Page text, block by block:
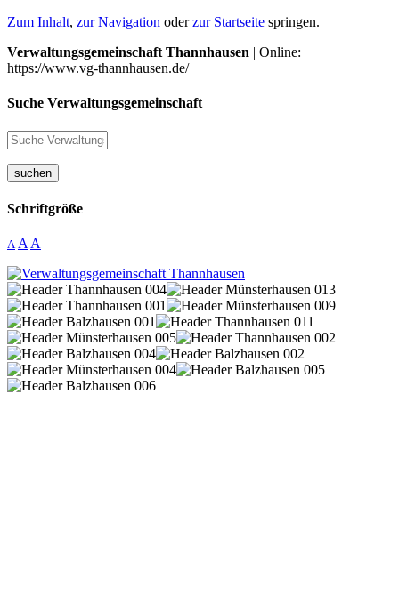
Zum Inhalt, zur Navigation oderzur Startseite springen.
Verwaltungsgemeinschaft Thannhausen | Online:
https://www.vg-thannhausen.de/
Suche Verwaltungsgemeinschaft
suchen
Schriftgröße
A A A